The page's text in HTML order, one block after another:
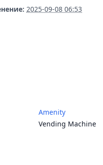
2025-09-08 06:53
Amenity
Vending Machine